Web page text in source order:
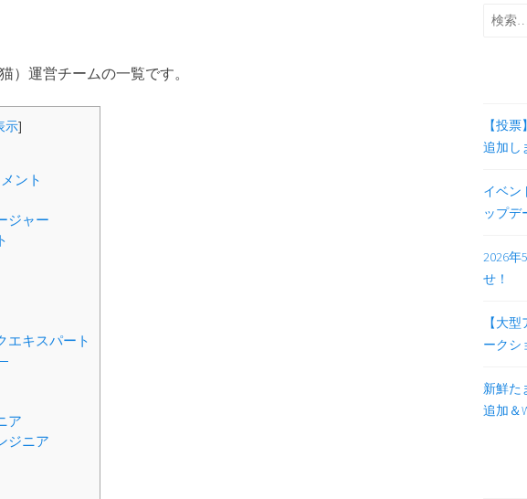
）運営チームの一覧です。
示]
ント
ジャー
エキスパート
ア
ジニア
検
【投
追加し
イベン
ップデ
2026年
せ！
【大
ークシ
新鮮た
追加＆